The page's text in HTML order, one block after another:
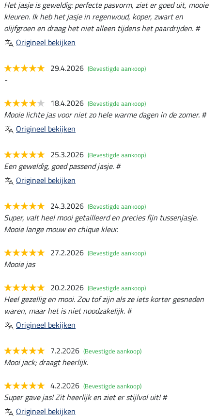
Het jasje is geweldig: perfecte pasvorm, ziet er goed uit, mooie
kleuren. Ik heb het jasje in regenwoud, koper, zwart en
olijfgroen en draag het niet alleen tijdens het paardrijden. #
Origineel bekijken
29.4.2026 (Bevestigde aankoop)
-
18.4.2026 (Bevestigde aankoop)
Mooie lichte jas voor niet zo hele warme dagen in de zomer. #
Origineel bekijken
25.3.2026 (Bevestigde aankoop)
Een geweldig, goed passend jasje. #
Origineel bekijken
24.3.2026 (Bevestigde aankoop)
Super, valt heel mooi getailleerd en precies fijn tussenjasje.
Mooie lange mouw en chique kleur.
27.2.2026 (Bevestigde aankoop)
Mooie jas
20.2.2026 (Bevestigde aankoop)
Heel gezellig en mooi. Zou tof zijn als ze iets korter gesneden
waren, maar het is niet noodzakelijk. #
Origineel bekijken
7.2.2026 (Bevestigde aankoop)
Mooi jack; draagt heerlijk.
4.2.2026 (Bevestigde aankoop)
Super gave jas! Zit heerlijk en ziet er stijlvol uit! #
Origineel bekijken